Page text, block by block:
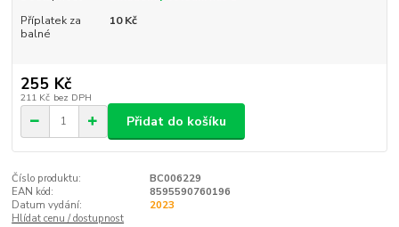
Příplatek za
balné
10 Kč
255 Kč
211 Kč bez DPH
Přidat do košíku
Číslo produktu:
BC006229
EAN kód:
8595590760196
Datum vydání:
2023
Hlídat cenu / dostupnost